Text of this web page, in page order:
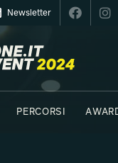
Newsletter
PERCORSI